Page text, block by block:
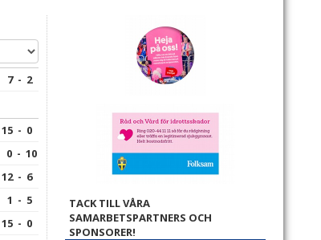
7 - 2
15 - 0
0 - 10
12 - 6
1 - 5
15 - 0
TACK TILL VÅRA
SAMARBETSPARTNERS OCH
SPONSORER!